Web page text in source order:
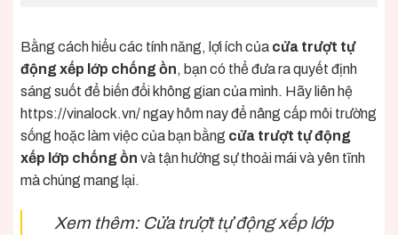
Bằng cách hiểu các tính năng, lợi ích của cửa trượt tự
động xếp lớp chống ồn, bạn có thể đưa ra quyết định
sáng suốt để biến đổi không gian của mình. Hãy liên hệ
https://vinalock.vn/ngay hôm nay để nâng cấp môi trường
sống hoặc làm việc của bạn bằng cửa trượt tự động
xếp lớp chống ồn và tận hưởng sự thoải mái và yên tĩnh
mà chúng mang lại.
Xem thêm: Cửa trượt tự động xếp lớp